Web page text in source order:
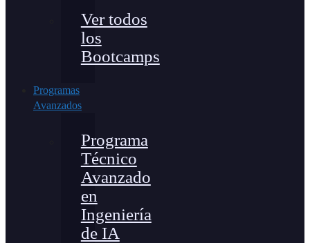
Ver todos
los
Bootcamps
Programas
Avanzados
Programa
Técnico
Avanzado
en
Ingeniería
de IA